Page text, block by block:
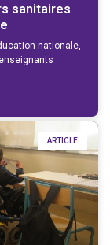
sanitaires
nationale,
ARTICLE